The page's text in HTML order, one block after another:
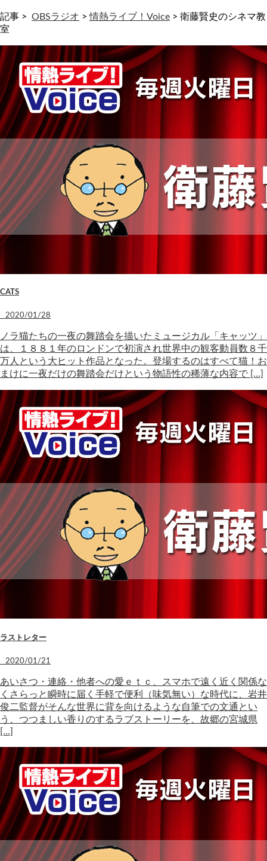
記事 > OBSラジオ >情熱ライブ！Voice > 衛藤賢史のシネマ教
室
CATS
2020/01/28
ノラ猫たちの一夜の舞踏会を描いたミュージカル「キャッツ」
は、１８８１年のロンドンで初演され世界中の観客動員数８千
万人という大ヒット作品となった。登場するのはすべて猫！お
まけに一夜だけの舞踏会だけという物語性の稀薄な内容で […]
ラストレター
2020/01/21
あいさつ・連絡・他者への愛ｅｔｃ、スマホで遠く近く関係な
くさらっと瞬時に届く手軽で便利（味気無い）な時代に、岩井
俊二監督がそんな世界に背を向けるような自筆での文通とい
う、つつましい香りのするラブストーリーを、故郷の宮城県
[…]